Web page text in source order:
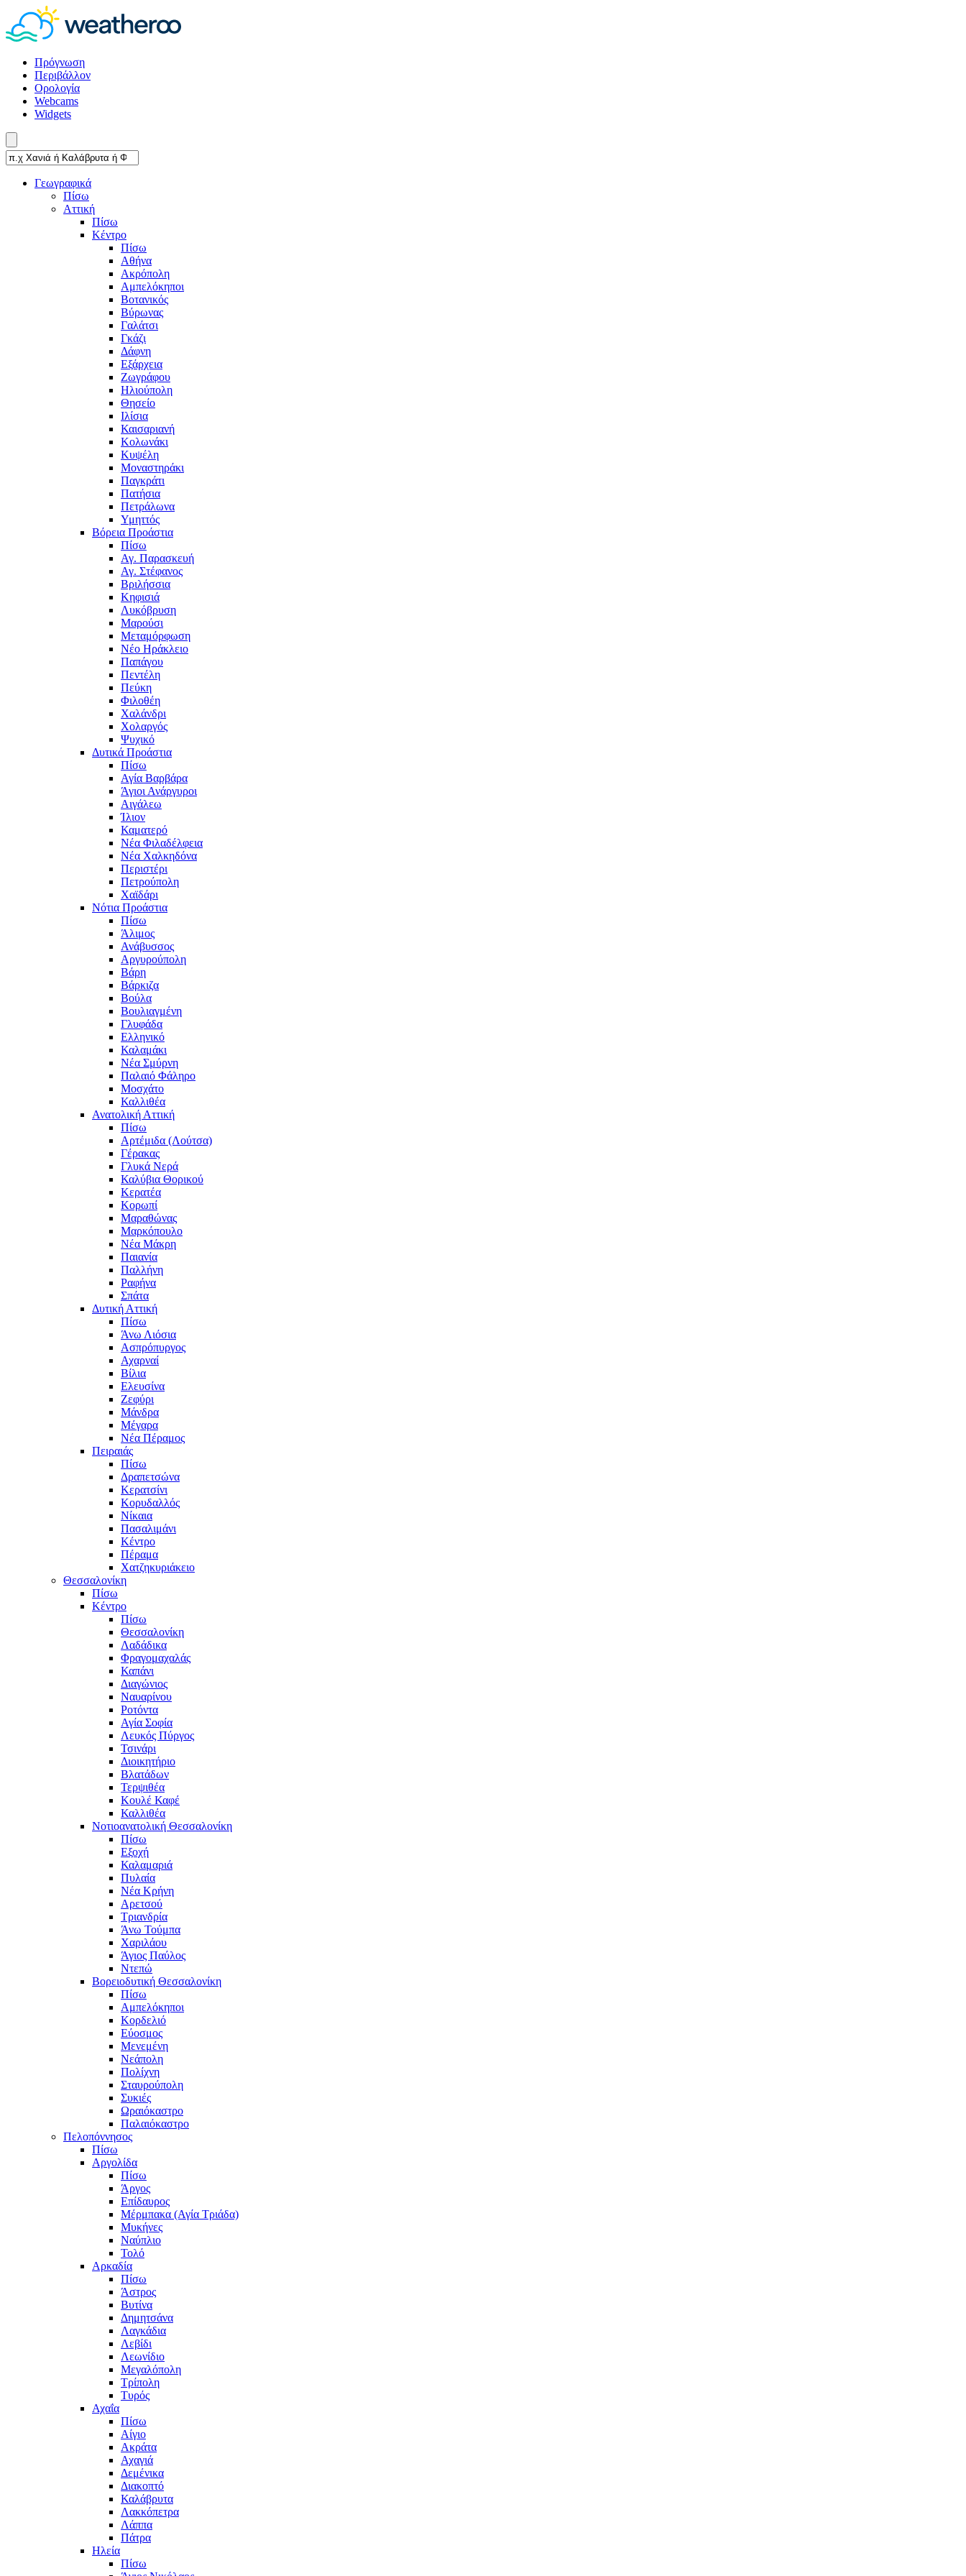
Πρόγνωση
Περιβάλλον
Ορολογία
Webcams
Widgets
Γεωγραφικά
Πίσω
Αττική
Πίσω
Κέντρο
Πίσω
Αθήνα
Ακρόπολη
Αμπελόκηποι
Βοτανικός
Βύρωνας
Γαλάτσι
Γκάζι
Δάφνη
Εξάρχεια
Ζωγράφου
Ηλιούπολη
Θησείο
Ιλίσια
Καισαριανή
Κολωνάκι
Κυψέλη
Μοναστηράκι
Παγκράτι
Πατήσια
Πετράλωνα
Υμηττός
Βόρεια Προάστια
Πίσω
Αγ. Παρασκευή
Αγ. Στέφανος
Βριλήσσια
Κηφισιά
Λυκόβρυση
Μαρούσι
Μεταμόρφωση
Νέο Ηράκλειο
Παπάγου
Πεντέλη
Πεύκη
Φιλοθέη
Χαλάνδρι
Χολαργός
Ψυχικό
Δυτικά Προάστια
Πίσω
Αγία Βαρβάρα
Άγιοι Ανάργυροι
Αιγάλεω
Ίλιον
Καματερό
Νέα Φιλαδέλφεια
Νέα Χαλκηδόνα
Περιστέρι
Πετρούπολη
Χαϊδάρι
Νότια Προάστια
Πίσω
Άλιμος
Ανάβυσσος
Αργυρούπολη
Βάρη
Βάρκιζα
Βούλα
Βουλιαγμένη
Γλυφάδα
Ελληνικό
Καλαμάκι
Νέα Σμύρνη
Παλαιό Φάληρο
Μοσχάτο
Καλλιθέα
Ανατολική Αττική
Πίσω
Αρτέμιδα (Λούτσα)
Γέρακας
Γλυκά Νερά
Καλύβια Θορικού
Κερατέα
Κορωπί
Μαραθώνας
Μαρκόπουλο
Νέα Μάκρη
Παιανία
Παλλήνη
Ραφήνα
Σπάτα
Δυτική Αττική
Πίσω
Άνω Λιόσια
Ασπρόπυργος
Αχαρναί
Βίλια
Ελευσίνα
Ζεφύρι
Μάνδρα
Μέγαρα
Νέα Πέραμος
Πειραιάς
Πίσω
Δραπετσώνα
Κερατσίνι
Κορυδαλλός
Νίκαια
Πασαλιμάνι
Κέντρο
Πέραμα
Χατζηκυριάκειο
Θεσσαλονίκη
Πίσω
Κέντρο
Πίσω
Θεσσαλονίκη
Λαδάδικα
Φραγομαχαλάς
Καπάνι
Διαγώνιος
Ναυαρίνου
Ροτόντα
Αγία Σοφία
Λευκός Πύργος
Τσινάρι
Διοικητήριο
Βλατάδων
Τερψιθέα
Κουλέ Καφέ
Καλλιθέα
Νοτιοανατολική Θεσσαλονίκη
Πίσω
Εξοχή
Καλαμαριά
Πυλαία
Νέα Κρήνη
Αρετσού
Τριανδρία
Άνω Τούμπα
Χαριλάου
Άγιος Παύλος
Ντεπώ
Βορειοδυτική Θεσσαλονίκη
Πίσω
Αμπελόκηποι
Κορδελιό
Εύοσμος
Μενεμένη
Νεάπολη
Πολίχνη
Σταυρούπολη
Συκιές
Ωραιόκαστρο
Παλαιόκαστρο
Πελοπόννησος
Πίσω
Αργολίδα
Πίσω
Άργος
Επίδαυρος
Μέρμπακα (Αγία Τριάδα)
Μυκήνες
Ναύπλιο
Τολό
Αρκαδία
Πίσω
Άστρος
Βυτίνα
Δημητσάνα
Λαγκάδια
Λεβίδι
Λεωνίδιο
Μεγαλόπολη
Τρίπολη
Τυρός
Αχαΐα
Πίσω
Αίγιο
Ακράτα
Αχαγιά
Δεμένικα
Διακοπτό
Καλάβρυτα
Λακκόπετρα
Λάππα
Πάτρα
Ηλεία
Πίσω